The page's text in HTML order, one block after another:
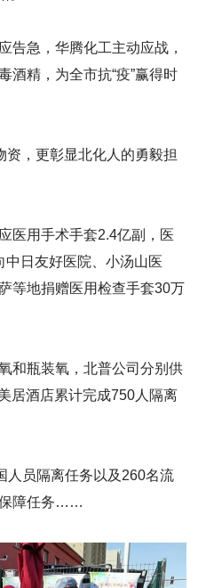
告急，华腾化工主动应战，
酒精，为全市抗“疫”赢得时
资，更彰显北化人的勇毅担
医用手术手套2.4亿副，医
中日友好医院、小汤山医
等地捐赠医用检查手套30万
和瓶装氧，北普公司分别供
居酒店累计完成750人隔离
人员隔离任务以及260名流
保障任务……